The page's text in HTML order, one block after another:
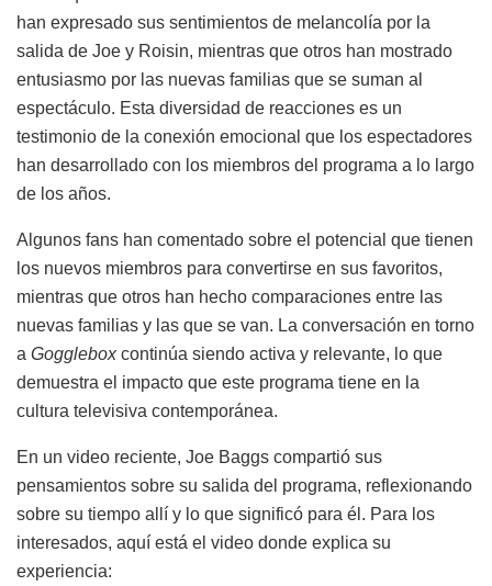
han expresado sus sentimientos de melancolía por la
salida de Joe y Roisin, mientras que otros han mostrado
entusiasmo por las nuevas familias que se suman al
espectáculo. Esta diversidad de reacciones es un
testimonio de la conexión emocional que los espectadores
han desarrollado con los miembros del programa a lo largo
de los años.
Algunos fans han comentado sobre el potencial que tienen
los nuevos miembros para convertirse en sus favoritos,
mientras que otros han hecho comparaciones entre las
nuevas familias y las que se van. La conversación en torno
a Goggleboxcontinúa siendo activa y relevante, lo que
demuestra el impacto que este programa tiene en la
cultura televisiva contemporánea.
En un video reciente, Joe Baggs compartió sus
pensamientos sobre su salida del programa, reflexionando
sobre su tiempo allí y lo que significó para él. Para los
interesados, aquí está el video donde explica su
experiencia: